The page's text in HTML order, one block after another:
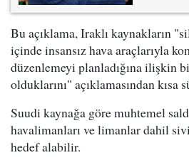
Bu açıklama, Iraklı kaynakların
içinde insansız hava araçlarıyla
düzenlemeyi planladığına ilişkin
olduklarını" açıklamasından kısa
Suudi kaynağa göre muhtemel
havalimanları ve limanlar dahil
hedef alabilir.